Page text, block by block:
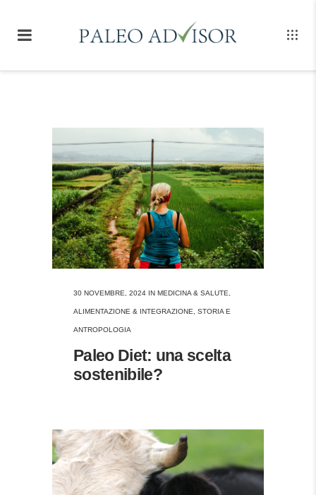
30 NOVEMBRE, 2024 IN MEDICINA & SALUTE
ALIMENTAZIONE & INTEGRAZIONE STORIA E
ANTROPOLOGIA
Paleo Diet: una scelta
sostenibile?